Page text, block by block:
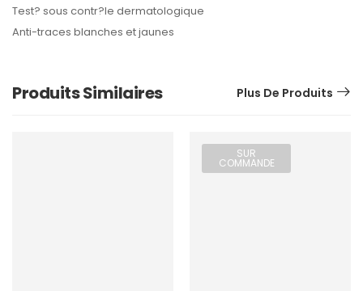
Test? sous contr?le dermatologique
Anti-traces blanches et jaunes
Produits Similaires Plus De Produits
SUR
COMMANDE